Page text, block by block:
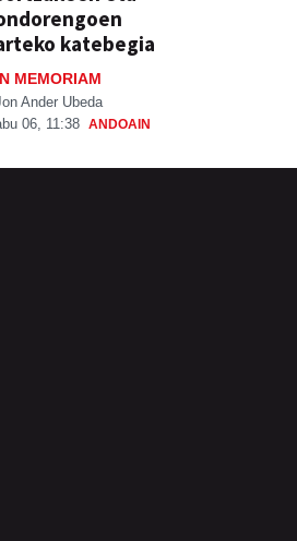
katebegia
MEMORIAM
Ander Ubeda
06, 11:38 ANDOAIN